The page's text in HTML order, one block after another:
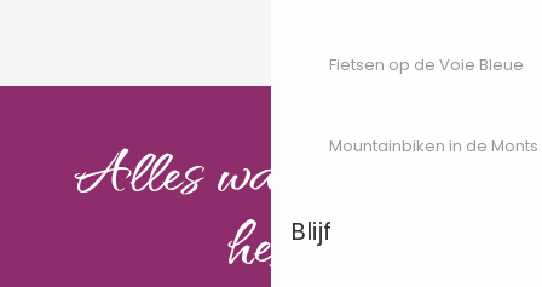
Fietsen op de Voie Bleue
Mountainbiken in de Monts
Blijf
Alles wat je nodig
hebt